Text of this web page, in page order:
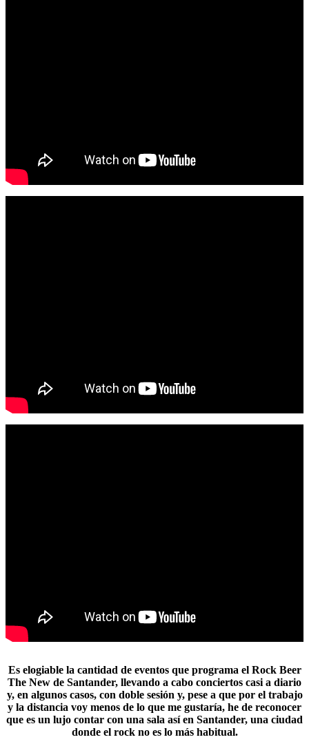
Es elogiable la cantidad de eventos que programa el Rock Beer
The New de Santander, llevando a cabo conciertos casi a diario
y, en algunos casos, con doble sesión y, pese a que por el trabajo
y la distancia voy menos de lo que me gustaría, he de reconocer
que es un lujo contar con una sala así en Santander, una ciudad
donde el rock no es lo más habitual.